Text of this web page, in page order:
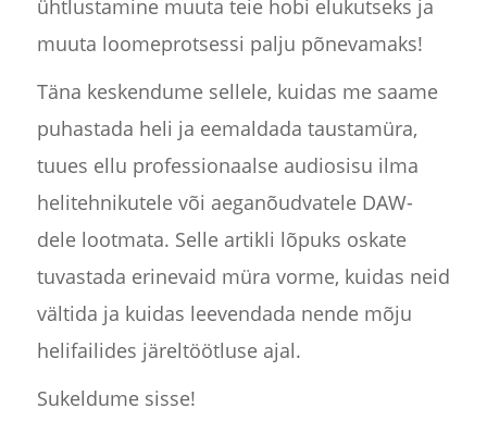
ühtlustamine muuta teie hobi elukutseks ja
muuta loomeprotsessi palju põnevamaks!
Täna keskendume sellele, kuidas me saame
puhastada heli ja eemaldada taustamüra,
tuues ellu professionaalse audiosisu ilma
helitehnikutele või aeganõudvatele DAW-
dele lootmata. Selle artikli lõpuks oskate
tuvastada erinevaid müra vorme, kuidas neid
vältida ja kuidas leevendada nende mõju
helifailides järeltöötluse ajal.
Sukeldume sisse!